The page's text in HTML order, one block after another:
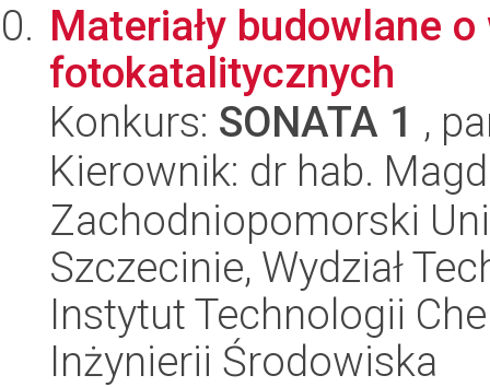
Materiały budowlane
fotokatalitycznych
Konkurs: SONATA 1 ,
Kierownik: dr hab.
Zachodniopomorski
Szczecinie, Wydział
Instytut Technologii
Inżynierii Środowiska